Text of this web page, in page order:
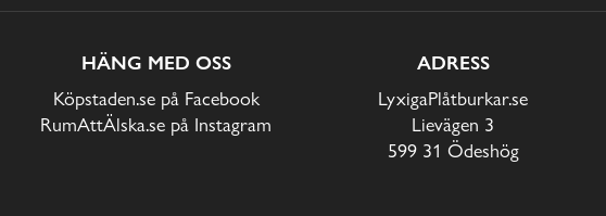
HÄNG MED OSS
Köpstaden.se på Facebook
RumAttÄlska.se på Instagram
ADRESS
LyxigaPlåtburkar.se
Lievägen 3
599 31 Ödeshög